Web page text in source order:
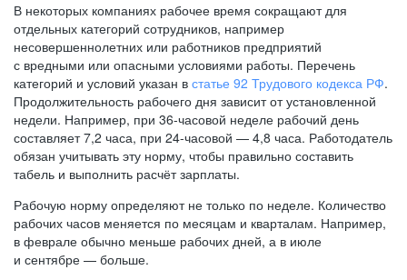
В некоторых компаниях рабочее время сокращают для
отдельных категорий сотрудников, например
несовершеннолетних или работников предприятий
с вредными или опасными условиями работы. Перечень
категорий и условий указан в статье 92 Трудового кодекса РФ.
Продолжительность рабочего дня зависит от установленной
недели. Например, при 36-часовой неделе рабочий день
составляет 7,2 часа, при 24-часовой — 4,8 часа. Работодатель
обязан учитывать эту норму, чтобы правильно составить
табель и выполнить расчёт зарплаты.
Рабочую норму определяют не только по неделе. Количество
рабочих часов меняется по месяцам и кварталам. Например,
в феврале обычно меньше рабочих дней, а в июле
и сентябре — больше.